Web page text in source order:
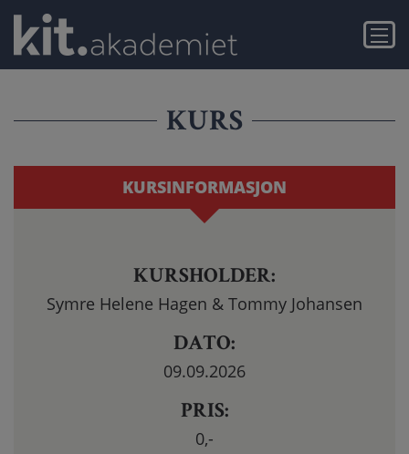
IK-
MAT
INNFØRING
hovedinnhold
navigasjon
Meny
KURS
KURSINFORMASJON
KURSHOLDER:
Symre Helene Hagen & Tommy Johansen
DATO:
09.09.2026
PRIS:
0,-